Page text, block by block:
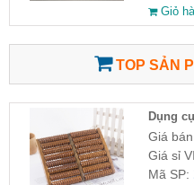
Giỏ
TOP SẢN
Dụng
Giá
Giá sỉ
Mã SP: